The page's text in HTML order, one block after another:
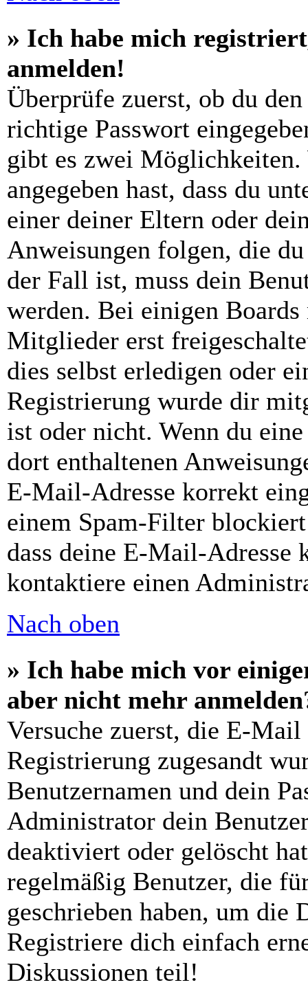
» Ich habe mich
anmelden!
Überprüfe zuerst, ob du
richtige Passwort
gibt es zwei
angegeben hast, dass du
einer deiner Eltern oder
Anweisungen folgen, die
der Fall ist, muss dein
werden. Bei einigen Boards
Mitglieder erst
dies selbst erledigen oder
Registrierung wurde dir
ist oder nicht. Wenn du
dort enthaltenen
E-Mail-Adresse korrekt
einem Spam-Filter
dass deine E-Mail-Adresse
kontaktiere einen
Nach oben
» Ich habe mich vor
aber nicht mehr
Versuche zuerst, die E-
Registrierung zugesandt
Benutzernamen und dein
Administrator dein
deaktiviert oder gelöscht
regelmäßig Benutzer, die
geschrieben haben, um die
Registriere dich einfach
Diskussionen teil!